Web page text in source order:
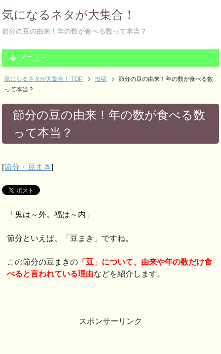
気になるネタが大集合！
節分の豆の由来！年の数が食べる数って本当？
メニュー
気になるネタが大集合！ TOP 投稿
節分の豆の由来！年の数が食べる数
って本当？
節分の豆の由来！年の数が食べる数
って本当？
[節分・豆まき]
「鬼は～外。福は～内」
節分といえば、「豆まき」ですね。
この節分の豆まきの 「豆」について、由来や年の数だけ食
べると言われている理由などを紹介します。
スポンサーリンク